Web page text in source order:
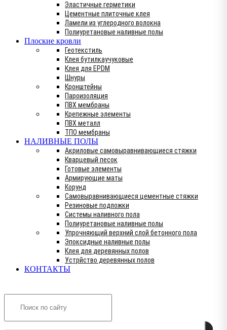
Эластичные герметики
Цементные плиточные клея
Ламели из углеродного волокна
Полиуретановые наливные полы
Плоские кровли
Геотекстиль
Клея бутилкаучуковые
Клея для EPDM
Шнуры
Кронштейны
Пароизоляция
ПВХ мембраны
Крепежные элементы
ПВХ металл
ТПО мембраны
НАЛИВНЫЕ ПОЛЫ
Акриловые самовыравнивающиеся стяжки
Кварцевый песок
Готовые элементы
Армирующие маты
Корунд
Самовыравнивающиеся цементные стяжки
Резиновые подложки
Системы наливного пола
Полиуретановые наливные полы
Упрочняющий верхний слой бетонного пола
Эпоксидные наливные полы
Клея для деревянных полов
Устрйство деревянных полов
КОНТАКТЫ